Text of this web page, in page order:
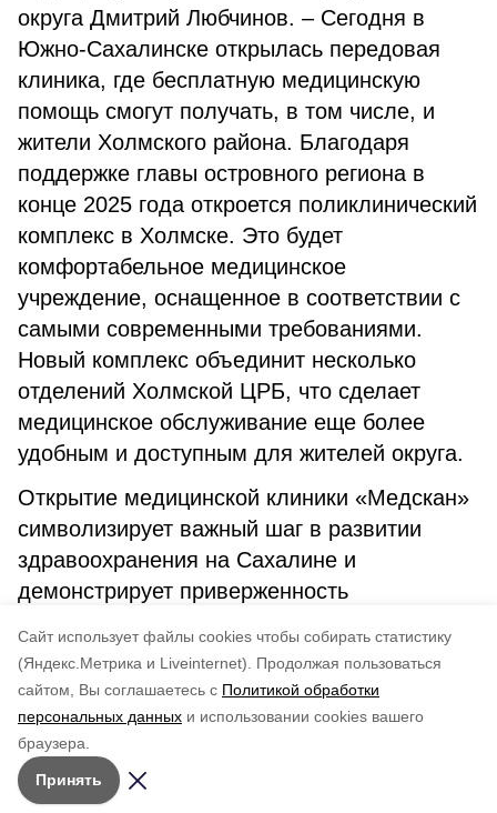
Cайт использует файлы cookies чтобы собирать статистику
(Яндекс.Метрика и Liveinternet).
Продолжая пользоваться
сайтом, Вы соглашаетесь с Политикой обработки
персональных данных и использовании cookies вашего
браузера.
Принять
округа Дмитрий Любчинов. – Сегодня в
Южно-Сахалинске открылась передовая
клиника, где бесплатную медицинскую
помощь смогут получать, в том числе, и
жители Холмского района. Благодаря
поддержке главы островного региона в
конце 2025 года откроется поликлинический
комплекс в Холмске. Это будет
комфортабельное медицинское
учреждение, оснащенное в соответствии с
самыми современными требованиями.
Новый комплекс объединит несколько
отделений Холмской ЦРБ, что сделает
медицинское обслуживание еще более
удобным и доступным для жителей округа.
Открытие медицинской клиники «Медскан»
символизирует важный шаг в развитии
здравоохранения на Сахалине и
демонстрирует приверженность
качества жизни своих жителей.
по оценке
5